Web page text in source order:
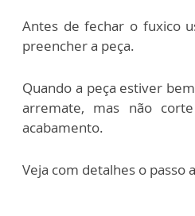
Antes de fechar o fuxico
preencher a peça.
Quando a peça estiver
arremate, mas não
acabamento.
Veja com detalhes o passo